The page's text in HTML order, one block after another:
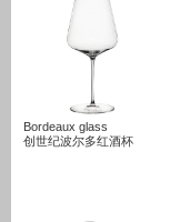
Bordeaux glass
创世纪波尔多红酒杯